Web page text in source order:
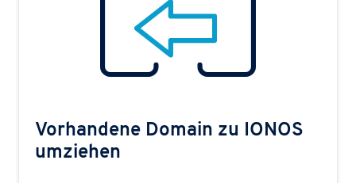
Vorhandene Domain zu IONOS
umziehen